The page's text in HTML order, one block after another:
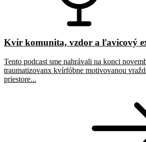
Kvír komunita, vzdor a ľavicový
Tento podcast sme nahrávali na konci
traumatizovanx kvírfóbne motivovanou
priestore...